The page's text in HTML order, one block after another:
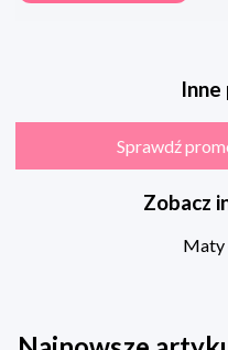
Inne
Sprawdź
Zobacz
Maty